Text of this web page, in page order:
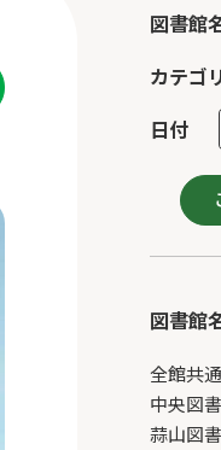
図書館
カテゴ
日付
図書館
全館共通
中央図
蒜山図